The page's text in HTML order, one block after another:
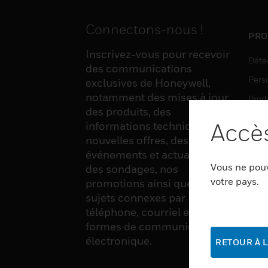
Connectons-nous !
Inscrivez-vous pour recevoir
des communications
exclusives de Honeywell,
notamment des mises à jour
des produits, des
informations techniques, de
nouvelles offres, des
événements et actualités,
des sondages, nos
promotions ainsi que divers
sujets connexes par
téléphone, courriel et autres
formes de communication
électronique.
Vous ne
votre pays.
RETOUR À